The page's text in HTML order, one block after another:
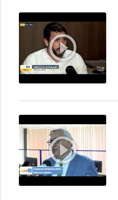
play_circle_outline
play_circle_outline